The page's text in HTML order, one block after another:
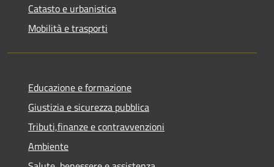
Catasto e urbanistica
Mobilità e trasporti
Educazione e formazione
Giustizia e sicurezza pubblica
Tributi,finanze e contravvenzioni
Ambiente